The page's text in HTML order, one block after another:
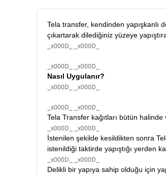
Tela transfer, kendinden yapışkanlı
çıkartarak dilediğiniz yüzeye
_x000D_ _x000D_
_x000D_ _x000D_
Nasıl Uygulanır?
_x000D_ _x000D_
_x000D_ _x000D_
Tela Transfer kağıtları bütün
_x000D_ _x000D_
İstenilen şekilde kesildikten sonra
istenildiği taktirde yapıştığı yerden
_x000D_ _x000D_
Delikli bir yapıya sahip olduğu için